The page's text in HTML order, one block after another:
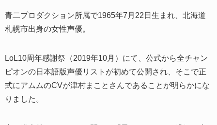
青二プロダクション所属で1965年7月22日生まれ、北海道
札幌市出身の女性声優。
LoL10周年感謝祭（2019年10月）にて、公式から全チャン
ピオンの日本語版声優リストが初めて公開され、そこで正
式にアムムのCVが津村まことさんであることが明らかにな
りました。